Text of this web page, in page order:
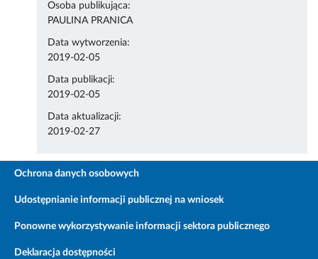
Osoba publikująca:
PAULINA PRANICA
Data wytworzenia:
2019-02-05
Data publikacji:
2019-02-05
Data aktualizacji:
2019-02-27
Ochrona danych osobowych
Udostępnianie informacji publicznej na wniosek
Ponowne wykorzystywanie informacji sektora publicznego
Deklaracja dostępności